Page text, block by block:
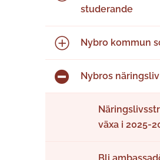
studerande
Nybro kommun
Nybros näringsliv
växa i 2025-